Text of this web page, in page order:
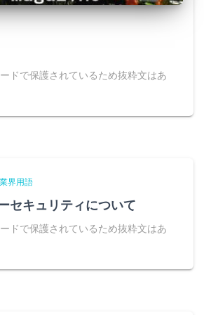
ドで保護されているため抜粋文はあ
界用語
セキュリティについて
ドで保護されているため抜粋文はあ